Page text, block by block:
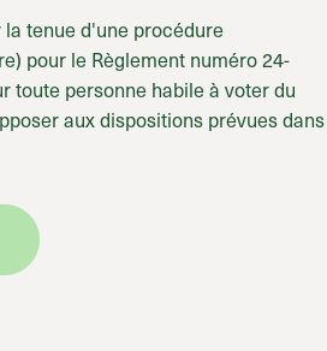
tenue d'une procédure
pour le Règlement numéro 24-
toute personne habile à voter du
aux dispositions prévues dans